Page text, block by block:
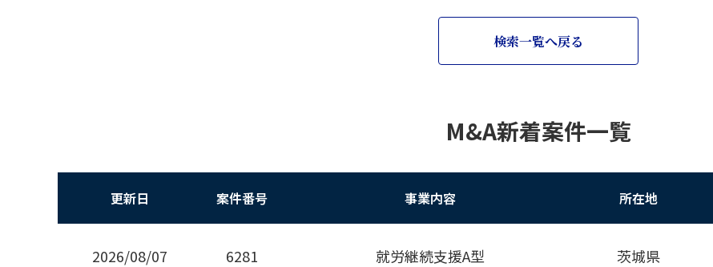
検索一覧へ戻る
M&A新着案件一覧
更新日 案件番号 事業内容 所在地
2026/08/07 6281 就労継続支援A型 茨城県